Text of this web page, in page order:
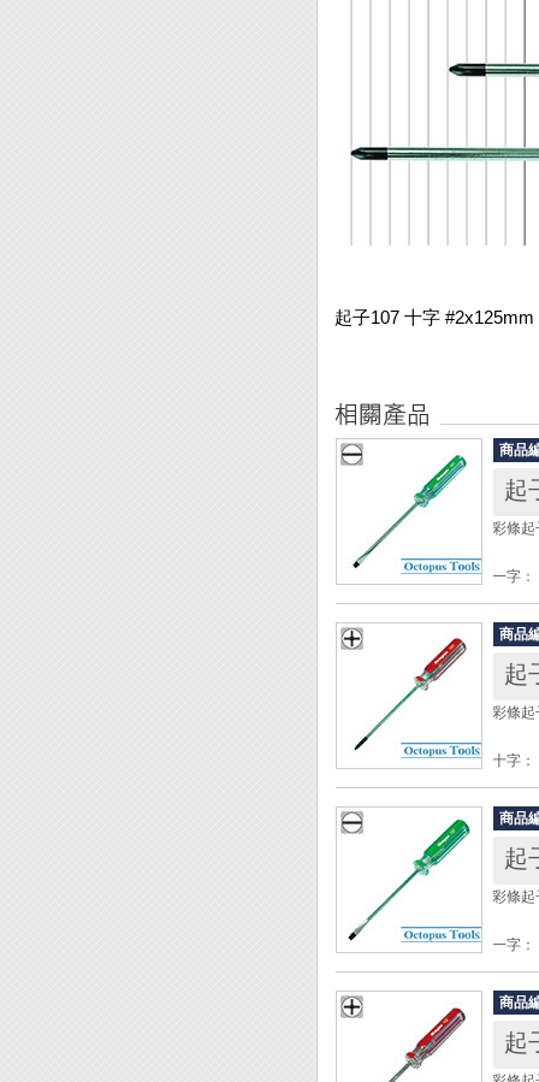
起子107 十字
商品
彩條
一字
軸徑
軸長
柄徑
柄長
手柄
◆ 附
◆ 頭
◆ 膠
商品
起
彩條
十字
軸徑
軸長
柄徑
柄長
手柄
◆ 附
◆ 頭
◆ 膠
商品
彩條
一字
軸徑
軸長
柄徑
柄長
商品
起